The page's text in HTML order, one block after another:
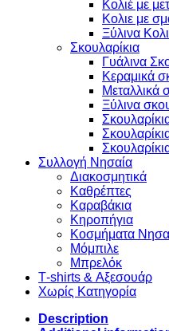
Κολιέ με
Κολιε με
Ξύλινα
Σκουλαρίκια
Γυάλινα
Κεραμικά
Μεταλλικά
Ξύλινα
Συλλογή Νησαία
Διακοσμητικά
Καθρέπτες
Καραβάκια
Κηροπήγια
Κοσμήματα
Μόμπιλε
Μπρελόκ
Τ-shirts & Αξεσουάρ
Χωρίς Κατηγορία
Description